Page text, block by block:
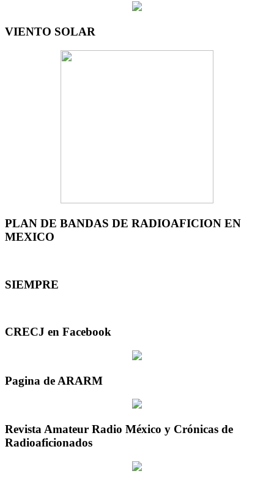
VIENTO SOLAR
PLAN DE BANDAS DE RADIOAFICION EN
MEXICO
SIEMPRE
CRECJ en Facebook
Pagina de ARARM
Revista Amateur Radio México y Crónicas de
Radioaficionados